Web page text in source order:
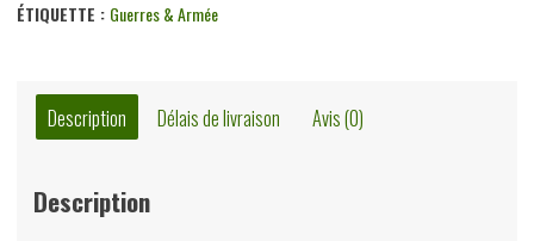
ÉTIQUETTE : Guerres & Armée
Description Délais de livraison Avis (0)
Description